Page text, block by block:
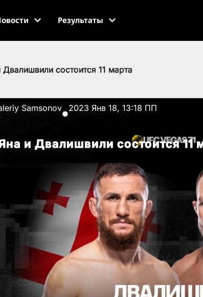
Результаты
состоится 11 марта
Samsonov
●
2023 Янв 18, 13:18 ПП
и Двалишвили состоится 11